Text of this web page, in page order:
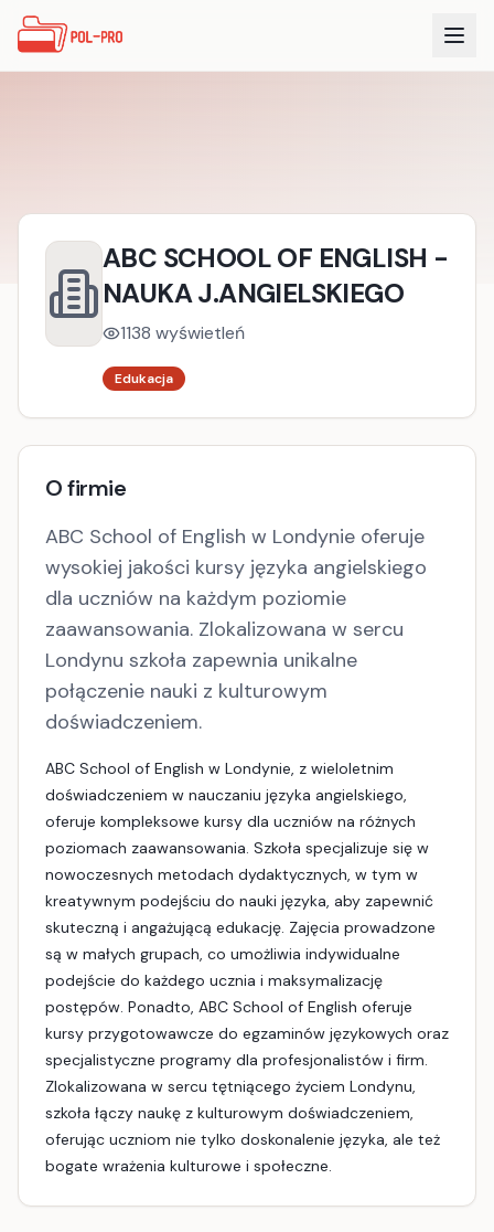
ABC SCHOOL OF ENGLISH -
NAUKA J.ANGIELSKIEGO
1138 wyświetleń
Edukacja
O firmie
ABC School of English w Londynie oferuje
wysokiej jakości kursy języka angielskiego
dla uczniów na każdym poziomie
zaawansowania. Zlokalizowana w sercu
Londynu szkoła zapewnia unikalne
połączenie nauki z kulturowym
doświadczeniem.
ABC School of English w Londynie, z wieloletnim
doświadczeniem w nauczaniu języka angielskiego,
oferuje kompleksowe kursy dla uczniów na różnych
poziomach zaawansowania. Szkoła specjalizuje się w
nowoczesnych metodach dydaktycznych, w tym w
kreatywnym podejściu do nauki języka, aby zapewnić
skuteczną i angażującą edukację. Zajęcia prowadzone
są w małych grupach, co umożliwia indywidualne
podejście do każdego ucznia i maksymalizację
postępów. Ponadto, ABC School of English oferuje
kursy przygotowawcze do egzaminów językowych oraz
specjalistyczne programy dla profesjonalistów i firm.
Zlokalizowana w sercu tętniącego życiem Londynu,
szkoła łączy naukę z kulturowym doświadczeniem,
oferując uczniom nie tylko doskonalenie języka, ale też
bogate wrażenia kulturowe i społeczne.